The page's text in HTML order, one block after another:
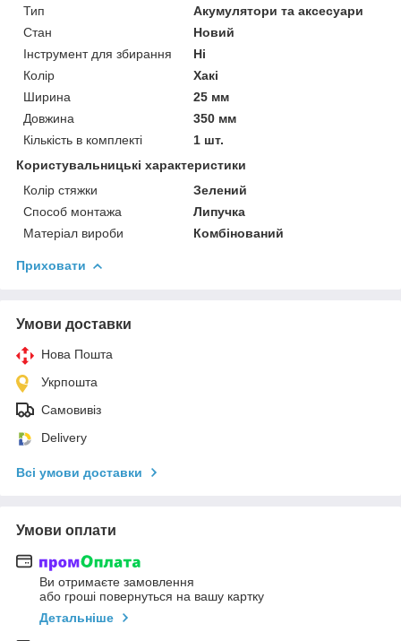
Тип
Акумулятори та аксесуари
Стан
Новий
Інструмент для збирання
Ні
Колір
Хакі
Ширина
25 мм
Довжина
350 мм
Кількість в комплекті
1 шт.
Користувальницькі характеристики
Колір стяжки
Зелений
Способ монтажа
Липучка
Матеріал вироби
Комбінований
Приховати
Умови доставки
Нова Пошта
Укрпошта
Самовивіз
Delivery
Всі умови доставки
Умови оплати
Ви отримаєте замовлення
або гроші повернуться на вашу картку
Детальніше